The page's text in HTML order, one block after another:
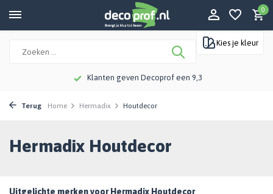
0
Kies je kleur
Klanten geven Decoprof een 9,3
Terug Home Hermadix Houtdecor
Hermadix Houtdecor
Uitgelichte merken voor Hermadix Houtdecor